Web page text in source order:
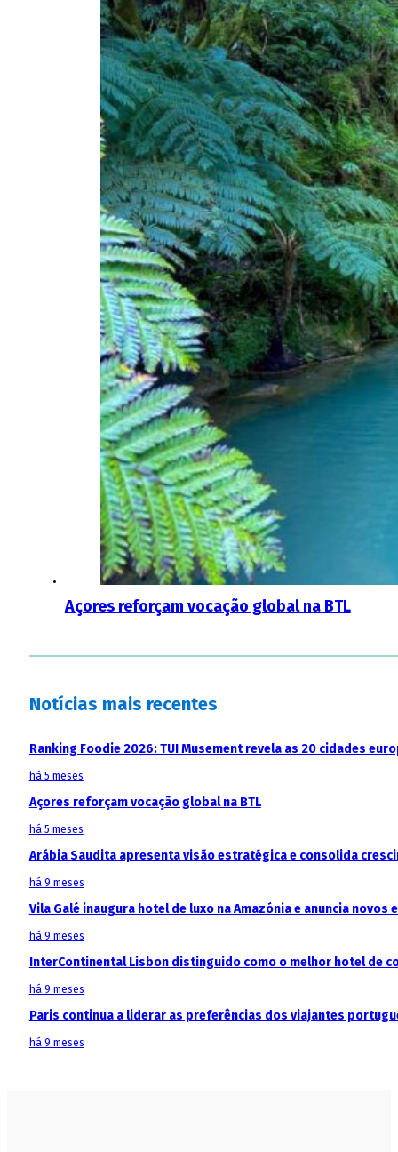
Açores reforçam vocação global na BTL
Notícias mais recentes
Ranking Foodie 2026: TUI Musement revela as 20 cidades
há 5 meses
Açores reforçam vocação global na BTL
há 5 meses
Arábia Saudita apresenta visão estratégica e consolida
há 9 meses
Vila Galé inaugura hotel de luxo na Amazónia e anuncia
há 9 meses
InterContinental Lisbon distinguido como o melhor hotel de
há 9 meses
Paris continua a liderar as preferências dos viajantes
há 9 meses